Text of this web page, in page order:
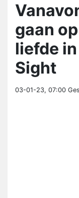
gaan
liefde
Sight
03-01-23, 07:00